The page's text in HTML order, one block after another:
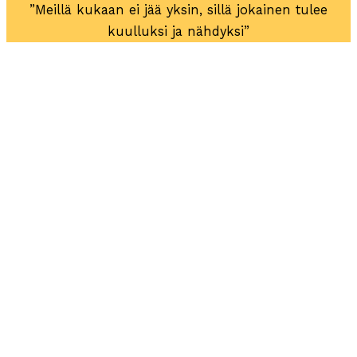
”Meillä kukaan ei jää yksin, sillä jokainen tulee
kuulluksi ja nähdyksi”